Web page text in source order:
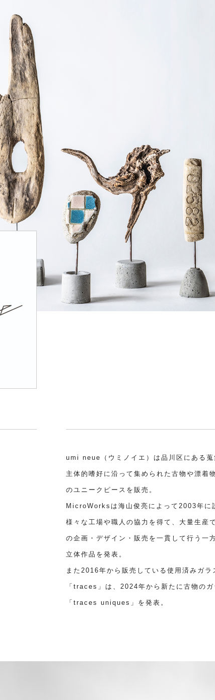
umi neue（ウミノイエ）は品川区にある蒐
主体的嗜好に沿って集められた古物や漂着
のユニークピースを販売。
MicroWorksは海山俊亮によって2003年に
様々な工場や職人の協力を得て、大量生産
の企画・デザイン・販売を一貫して行う一
立体作品を発表。
また2016年から販売している使用済みガ
「traces」は、2024年から新たに古物の
「traces uniques」を発表。